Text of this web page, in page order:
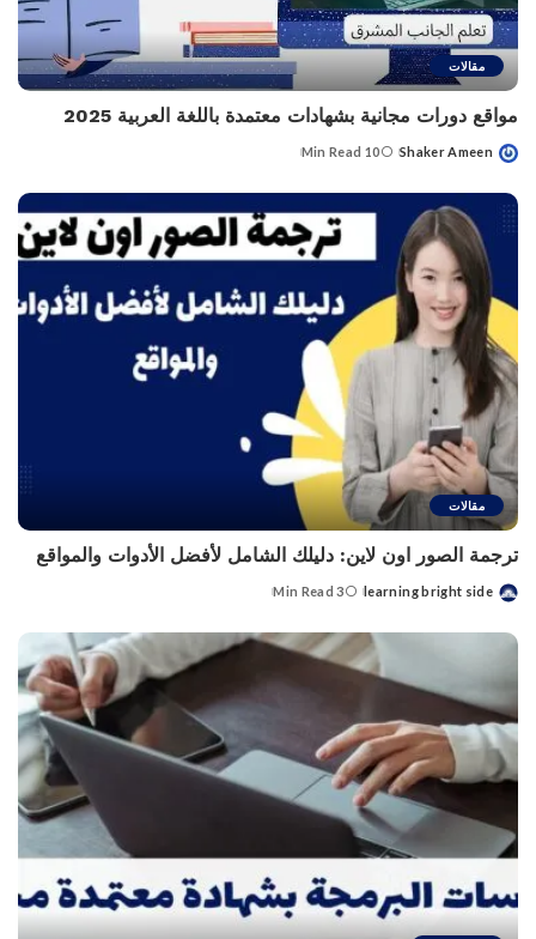
مقالات
مواقع دورات مجانية بشهادات معتمدة باللغة العربية 2025
Posted
Shaker Ameen
10 Min Read
مقالات
ترجمة الصور اون لاين: دليلك الشامل لأفضل الأدوات والمواقع
Posted
learning bright side
3 Min Read